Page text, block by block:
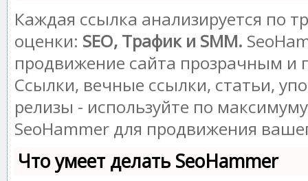
Каждая ссылка анализируется по
оценки: SEO, Трафик и SMM.
продвижение сайта прозрачным и
Ссылки, вечные ссылки, статьи,
релизы - используйте по
SeoHammer для продвижения
Что умеет делать SeoHammer